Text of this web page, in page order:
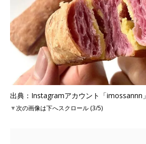
出典：Instagramアカウント「imossannn」
▼次の画像は下へスクロール (3/5)